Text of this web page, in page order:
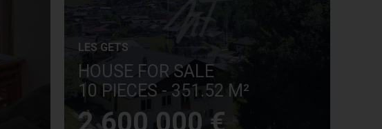
LES GETS
HOUSE FOR SALE
10 PIECES - 351.52 M²